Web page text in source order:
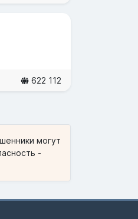
622 112
могут
-